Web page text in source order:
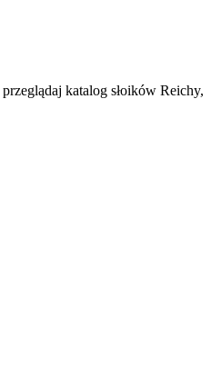
katalog słoików Reichy,